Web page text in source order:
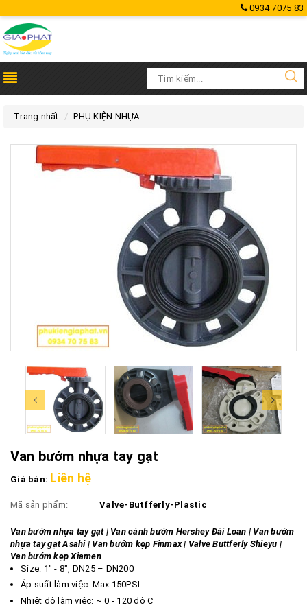
0934 7075 83
Trang nhất PHỤ KIỆN NHỰA
Van bướm nhựa tay gạt
Giá bán: Liên hệ
Mã sản phẩm: Valve-Butfferly-Plastic
Van bướm nhựa tay gạt | Van cánh bướm Hershey Đài Loan | Van bướm
nhựa tay gạt Asahi | Van bướm kẹp Finmax | Valve Buttferly Shieyu |
Van bướm kẹp Xiamen
Size: 1" - 8", DN25 – DN200
Áp suất làm việc: Max 150PSI
Nhiệt độ làm việc: ~ 0 - 120 độ C